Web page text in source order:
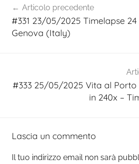
articoli
Articolo precedente
#331 23/05/2025 Timelapse
Genova (Italy)
#333 25/05/2025 Vita al
in 240x –
Lascia un commento
Il tuo indirizzo email non sarà